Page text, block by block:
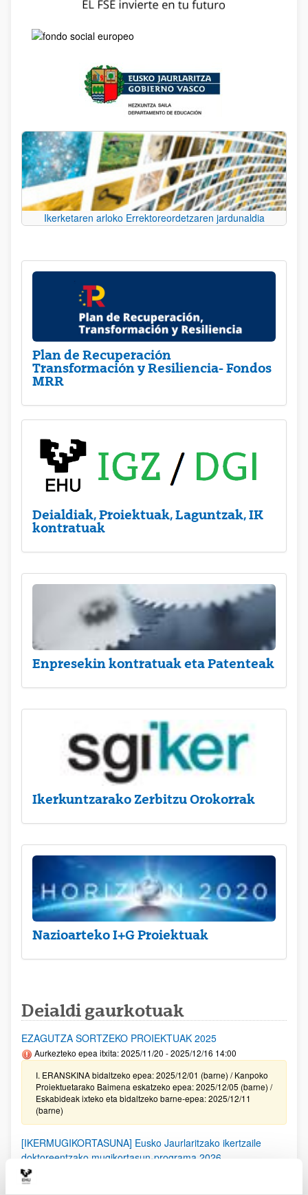
Ikerketaren arloko Errektoreordetzaren jardunaldia
Plan de Recuperación
Transformación y Resiliencia- Fondos
MRR
Deialdiak, Proiektuak, Laguntzak, IK
kontratuak
Enpresekin kontratuak eta Patenteak
Ikerkuntzarako Zerbitzu Orokorrak
Nazioarteko I+G Proiektuak
Deialdi gaurkotuak
EZAGUTZA SORTZEKO PROIEKTUAK 2025
Aurkezteko epea itxita: 2025/11/20 - 2025/12/16 14:00
I. ERANSKINA bidaltzeko epea: 2025/12/01 (barne) / Kanpoko
Proiektuetarako Baimena eskatzeko epea: 2025/12/05 (barne) /
Eskabideak ixteko eta bidaltzeko barne-epea: 2025/12/11
(barne)
[IKERMUGIKORTASUNA] Eusko Jaurlaritzako ikertzaile
doktoreentzako mugikortasun-programa 2026